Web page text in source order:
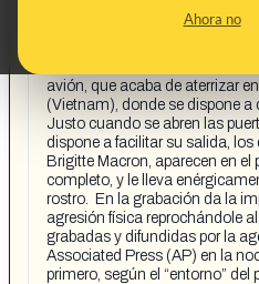
Ahora no
https://www.instagram.com/
Francia, Emmanuel Macron,
avión, que acaba de aterrizar
(Vietnam), donde se dispone
Justo cuando se abren las
dispone a facilitar su salida, los
Brigitte Macron, aparecen en el
completo, y le lleva
rostro.⁠ ⁠ En la grabación da la
agresión física reprochándole
grabadas y difundidas por la
Associated Press (AP) en la
primero, según el “entorno”